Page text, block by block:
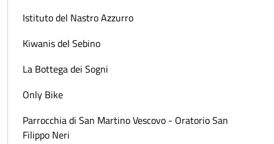
Istituto del Nastro Azzurro
Kiwanis del Sebino
La Bottega dei Sogni
Only Bike
Parrocchia di San Martino Vescovo - Oratorio San
Filippo Neri